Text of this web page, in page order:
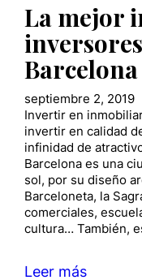
La mejor
Barcelona
septiembre 2, 2019
Invertir en
invertir en calidad
infinidad de
Barcelona es una
sol, por su diseño
Barceloneta, la
comerciales,
cultura… También,
Leer más